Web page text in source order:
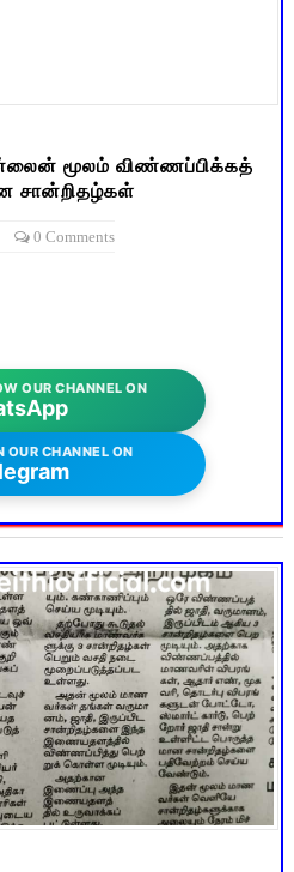
மூலம் விண்ணப்பிக்கத்
சான்றிதழ்கள்
0 Comments
OUR CHANNEL ON
OUR CHANNEL ON